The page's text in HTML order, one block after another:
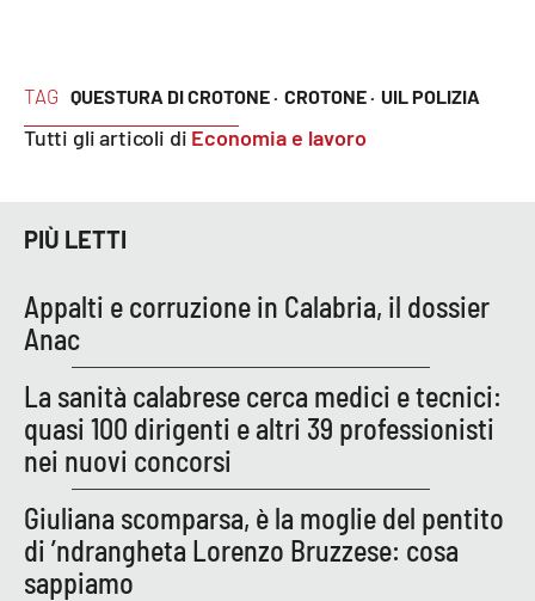
Lacitymag.it
Ilreggino.it
Cosenzachannel.it
Ilvibonese.it
Catanzarochannel.it
Android
TAG QUESTURA DI CROTONE · CROTONE · UIL POLIZIA
Tutti gli articoli di Economia e lavoro
PIÙ LETTI
Appalti e corruzione in Calabria, il dossier
Anac
La sanità calabrese cerca medici e tecnici:
quasi 100 dirigenti e altri 39 professionisti
nei nuovi concorsi
Giuliana scomparsa, è la moglie del pentito
di ’ndrangheta Lorenzo Bruzzese: cosa
sappiamo